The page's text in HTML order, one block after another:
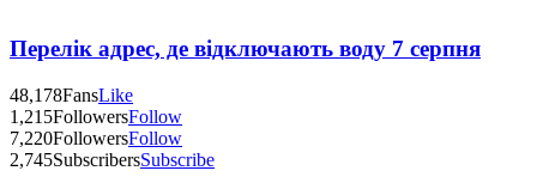
Перелік адрес, де відключають воду 7 серпня
48,178FansLike
1,215FollowersFollow
7,220FollowersFollow
2,745SubscribersSubscribe